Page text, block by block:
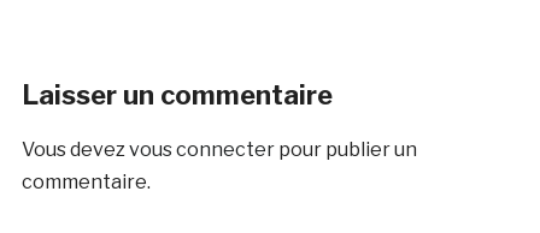
Laisser un commentaire
Vous devez vous connecterpour publier un
commentaire.